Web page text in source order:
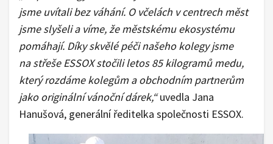
jsme uvítali bez váhání. O včelách v centrech měst
jsme slyšeli a víme, že městskému ekosystému
pomáhají. Díky skvělé péči našeho kolegy jsme
na střeše ESSOX stočili letos 85 kilogramů medu,
který rozdáme kolegům a obchodním partnerům
jako originální vánoční dárek,“uvedla Jana
Hanušová, generální ředitelka společnosti ESSOX.